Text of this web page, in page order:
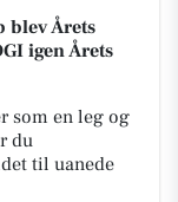
blev Årets
igen Årets
som en leg og
du
til uanede